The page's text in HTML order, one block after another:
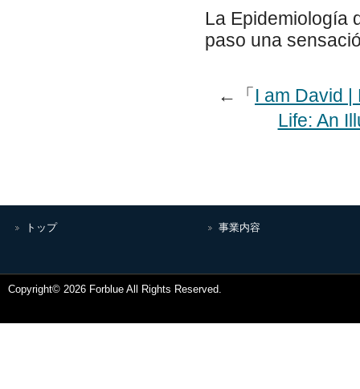
La Epidemiología
paso una
←「I am David |
Life: An
トップ 事業内容
Copyright© 2026 Forblue All Rights Reserved.